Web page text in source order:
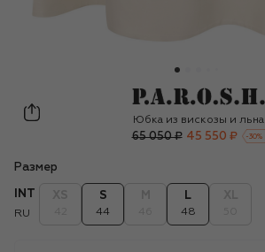
P.A.R.O.S.H.
Юбка из вискозы и льна
65 050 ₽ 45 550 ₽ -30%
Размер
INT
RU
S
44
L
48